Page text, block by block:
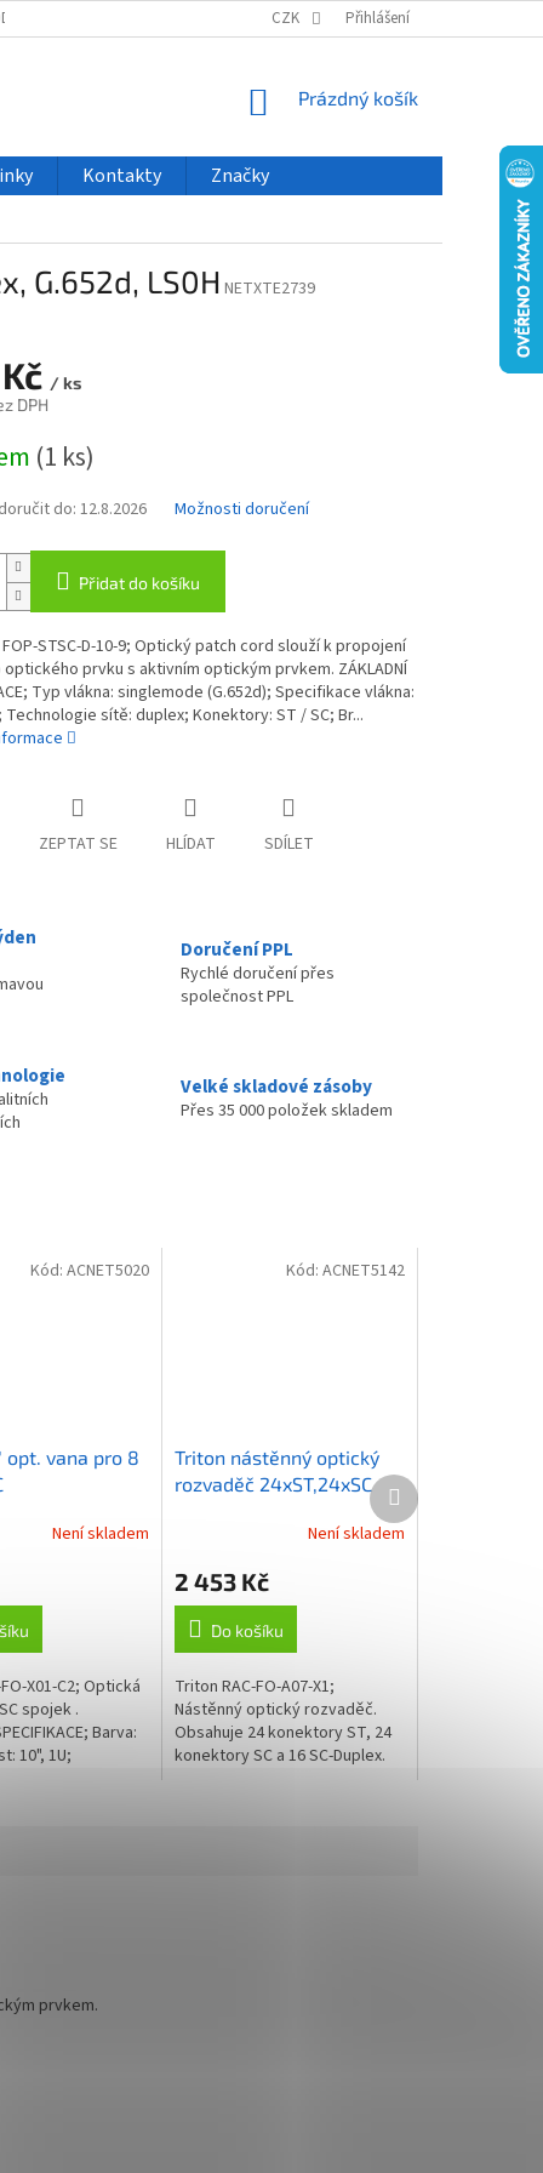
VELKOOBCHOD ČASTO KLADENÉ DOTAZY
CZK Přihlášení
NÁKUPNÍ
Prázdný košík
Kontakty Značky
G.652d, LS0H NETXTE2739
/ ks
DPH
(1 ks)
do: 12.8.2026 Možnosti doručení
Přidat do košíku
STSC-D-10-9; Optický patch cord slouží k propojení
prvku s aktivním optickým prvkem. ZÁKLADNÍ
Typ vlákna: singlemode (G.652d); Specifikace vlákna:
Technologie sítě: duplex; Konektory: ST / SC; Br...
ZEPTAT SE HLÍDAT SDÍLET
Doručení PPL
Rychlé doručení přes
společnost PPL
Velké skladové zásoby
Přes 35 000 položek skladem
opt. vana pro 8
Není skladem
X01-C2; Optická
spojek .
Barva:
10", 1U;
Kód:ACNET5020
Triton nástěnný optický
rozvaděč 24xST,24xSC
single,16xSC duplex, šedý
Není skladem
2 453 Kč
Do košíku
Triton RAC-FO-A07-X1;
Nástěnný optický rozvaděč.
Obsahuje 24 konektory ST, 24
konektory SC a 16 SC-Duplex.
Kód: ACNET5142
Další
produkt
prvkem.